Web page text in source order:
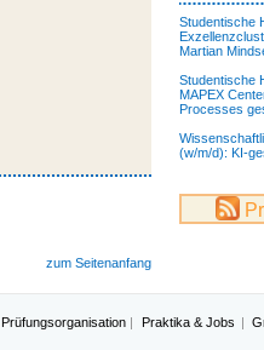
zum Seitenanfang
Studentische
Martian
Studentische
MAPEX
Processes
(w/m/d): KI-
Prüfungsorganisation Praktika & Jobs